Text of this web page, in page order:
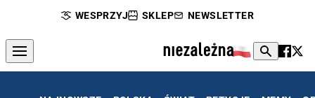
WESPRZYJ SKLEP NEWSLETTER